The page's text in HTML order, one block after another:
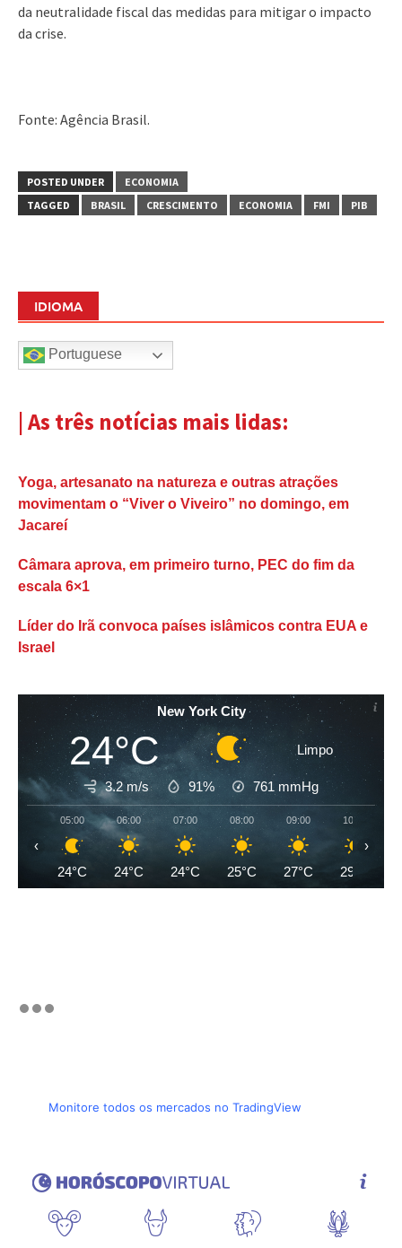
da neutralidade fiscal das medidas para mitigar o impacto
da crise.
Fonte: Agência Brasil.
POSTED UNDER
ECONOMIA
TAGGED
BRASIL CRESCIMENTO ECONOMIA FMI PIB
IDIOMA
Portuguese
| As três notícias mais lidas:
Yoga, artesanato na natureza e outras atrações
movimentam o “Viver o Viveiro” no domingo, em
Jacareí
Câmara aprova, em primeiro turno, PEC do fim da
escala 6×1
Líder do Irã convoca países islâmicos contra EUA e
Israel
New York City
24°C Limpo
3.2 m/s 91% 761 mmHg
05:00
24°C
06:00
24°C
07:00
24°C
08:00
25°C
09:00
27°C
10:00
29°C
‹ ›
Monitore todos os mercados no TradingView